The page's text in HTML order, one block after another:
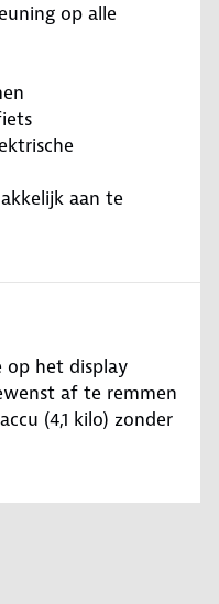
op alle
aan te
op het display
af te remmen
(4,1 kilo) zonder